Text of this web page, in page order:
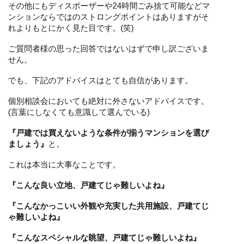
その他にもディスポーザーや24時間ごみ捨て可能などマ
ンションならではのストロングポイントはありますがそ
れよりもとにかく見た目です。(笑)
ご質問者様の思った回答ではないはずで申し訳ございま
せん。
でも、下記のアドバイスはとても自信があります。
個別相談会においても絶対に外さないアドバイスです。
(言葉にしなくても意識して選んでいる)
『戸建では買えないような条件が揃うマンションを選び
ましょう』 と。
これは本当に大事なことです。
『こんな良い立地、戸建てじゃ難しいよね』
『こんなかっこいい外観や充実した共用施設、戸建てじ
ゃ難しいよね』
『こんなスペシャルな眺望、戸建てじゃ難しいよね』